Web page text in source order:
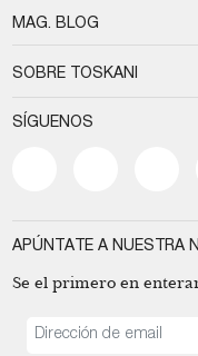
MAG. BLOG
SOBRE TOSKANI
SÍGUENOS
APÚNTATE A NUESTRA
Se el primero en